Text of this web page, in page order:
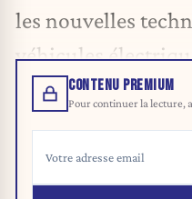
les nouvelles
véhicules
CONTENU PREMIUM
Pour continuer la lecture,